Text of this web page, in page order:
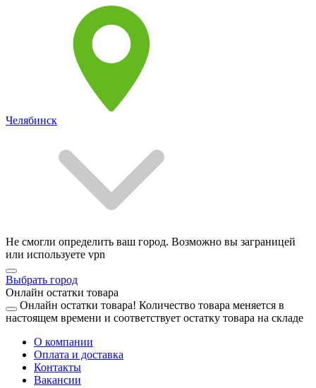
Челябинск
Не смогли определить ваш город. Возможно вы заграницей
или используете vpn
Выбрать город
Онлайн остатки товара
Онлайн остатки товара! Количество товара меняется в
настоящем времени и соответствует остатку товара на складе
О компании
Оплата и доставка
Контакты
Вакансии